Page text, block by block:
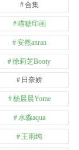
合集
喵糖印画
安然anran
徐莉芝Booty
日奈娇
杨晨晨Yome
水淼aqua
王雨纯